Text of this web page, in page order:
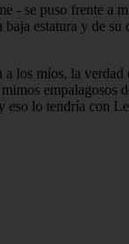
- se puso frente a
baja estatura y de
a los míos, la verdad
empalagosos
eso lo tendría con